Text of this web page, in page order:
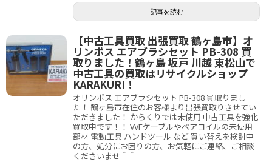
記事を読む
【中古工具買取 出張買取 鶴ヶ島市】オ
リンポス エアブラシセット PB-308 買
取りました！鶴ヶ島 坂戸 川越 東松山で
中古工具の買取はリサイクルショップ
KARAKURI！
オリンポス エアブラシセット PB-308 買取りまし
た！ 鶴ヶ島市在住のお客様より出張買取りさせてい
ただきました！ からくりでは未使用 中古工具を強化
買取中です！！ VVFケーブルやペアコイルの未使用
部材 電動工具 ハンドツール など 買い替えを検討中
の方、処分にお困りの方、お気軽にご連絡、ご相談
くださいませ＾＾